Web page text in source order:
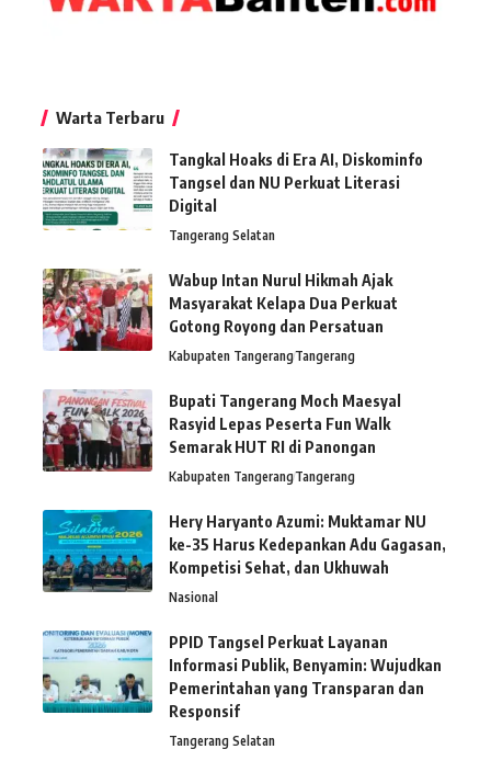
Warta Terbaru
Tangkal Hoaks di Era AI, Diskominfo
Tangsel dan NU Perkuat Literasi
Digital
Tangerang Selatan
Wabup Intan Nurul Hikmah Ajak
Masyarakat Kelapa Dua Perkuat
Gotong Royong dan Persatuan
Kabupaten TangerangTangerang
Bupati Tangerang Moch Maesyal
Rasyid Lepas Peserta Fun Walk
Semarak HUT RI di Panongan
Kabupaten TangerangTangerang
Hery Haryanto Azumi: Muktamar NU
ke-35 Harus Kedepankan Adu Gagasan,
Kompetisi Sehat, dan Ukhuwah
Nasional
PPID Tangsel Perkuat Layanan
Informasi Publik, Benyamin: Wujudkan
Pemerintahan yang Transparan dan
Responsif
Tangerang Selatan